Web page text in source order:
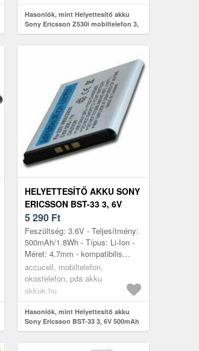
Hasonlók, mint Helyettesítő akku
Sony Ericsson Z530i mobiltelefon 3,
6V 500mAh Li-Ion
HELYETTESÍTŐ AKKU SONY
ERICSSON BST-33 3, 6V
500MAH MOBILTELEFON LI-
ION
5 290 Ft
Feszültség: 3.6V - Teljesítmény:
500mAh/1.8Wh - Típus: Li-Ion -
Méret: 4.7mm - kompatibilis
modellek: BST-33, Sony
Ericsson K530i, K550i, K800i,
M6...
accucell, mobiltelefon,
okostelefon, pda akku
akkuk.hu
Hasonlók, mint Helyettesítő akku
Sony Ericsson BST-33 3, 6V 500mAh
mobiltelefon Li-Ion